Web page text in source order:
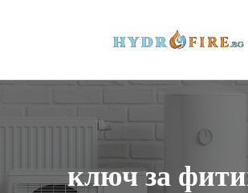
ключ за